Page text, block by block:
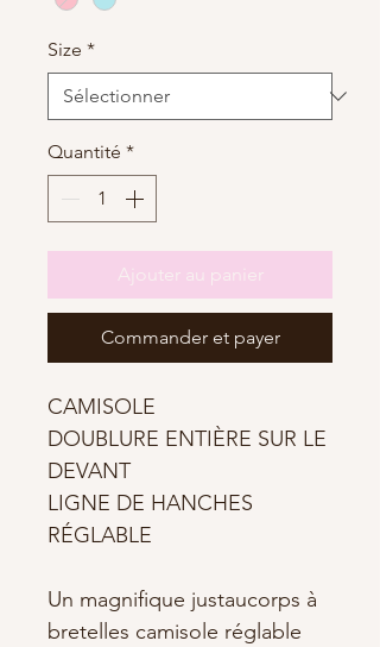
Size *
Quantité *
Ajouter au panier
Commander et payer
CAMISOLE
DOUBLURE ENTIÈRE SUR LE
DEVANT
LIGNE DE HANCHES
RÉGLABLE
Un magnifique justaucorps à
bretelles camisole réglable